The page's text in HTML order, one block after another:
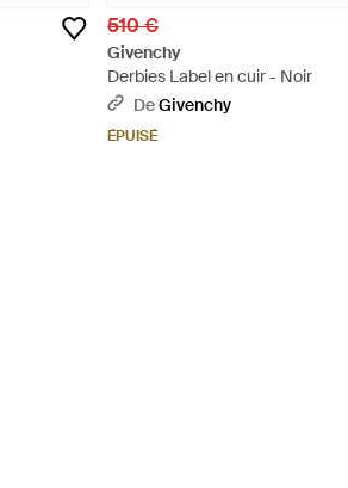
510 €
Givenchy
Derbies Label en cuir - Noir
DeGivenchy
ÉPUISÉ